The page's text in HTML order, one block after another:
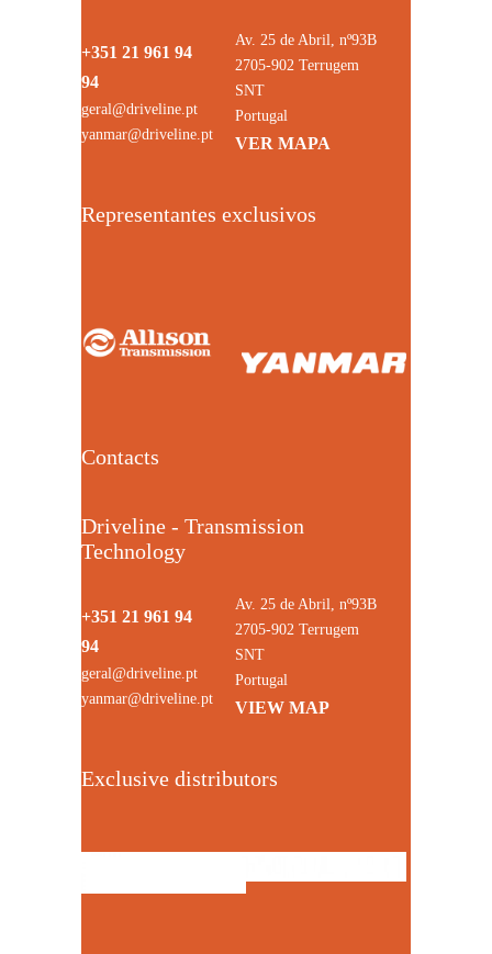
+351 21 961 94
94
geral@driveline.pt
yanmar@driveline.pt
Av. 25 de Abril, nº93B
2705-902 Terrugem
SNT
Portugal
VER MAPA
Representantes exclusivos
Contacts
Driveline - Transmission
Technology
+351 21 961 94
94
geral@driveline.pt
yanmar@driveline.pt
Av. 25 de Abril, nº93B
2705-902 Terrugem
SNT
Portugal
VIEW MAP
Exclusive distributors